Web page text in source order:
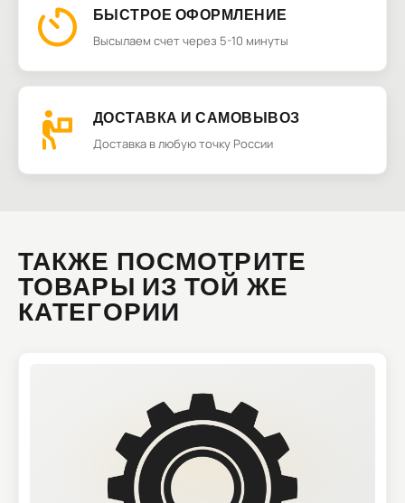
БЫСТРОЕ ОФОРМЛЕНИЕ
Высылаем счет через 5-10 минуты
ДОСТАВКА И САМОВЫВОЗ
Доставка в любую точку России
ТАКЖЕ ПОСМОТРИТЕ
ТОВАРЫ ИЗ ТОЙ ЖЕ
КАТЕГОРИИ